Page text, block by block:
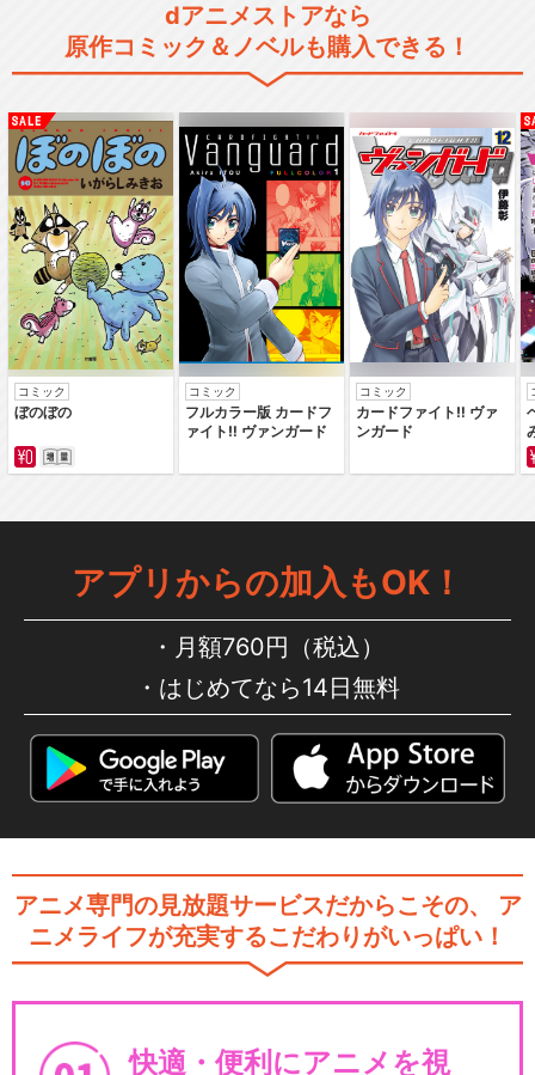
FAIRY TAIL 第151話～第17
5話
FAIRY TAIL 第176話～第27
7話
FAIRY TAIL ファイナルシリー
ズ
劇場版FAIRY TAIL -鳳凰の巫
女-
劇場版 FAIRY TAIL -DRAGON
…
ライブ・ファンタジー「FAIR
Y TAIL」
dアニメストアなら
原作コミック＆ノベルも購入できる！
コミック
ぼのぼの
コミック
フルカラー版 カードフ
ァイト‼ ヴァンガード
コミック
カードファイト‼ ヴァ
ンガード
アプリからの加入もOK！
月額760円（税込）
はじめてなら14日無料
アニメ専門の見放題サービスだからこその、
ア
ニメライフが充実するこだわりがいっぱい！
快適・便利にアニメを視